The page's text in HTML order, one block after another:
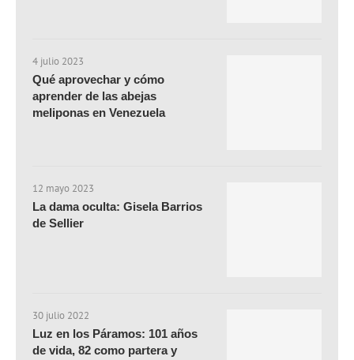
4 julio 2023
Qué aprovechar y cómo
aprender de las abejas
meliponas en Venezuela
12 mayo 2023
La dama oculta: Gisela Barrios
de Sellier
30 julio 2022
Luz en los Páramos: 101 años
de vida, 82 como partera y